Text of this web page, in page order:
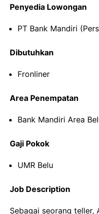
Penyedia Lowongan
PT Bank Mandiri
Dibutuhkan
Fronliner
Area Penempatan
Bank Mandiri Area
Gaji Pokok
UMR Belu
Job Description
Sebagai seorang teller,